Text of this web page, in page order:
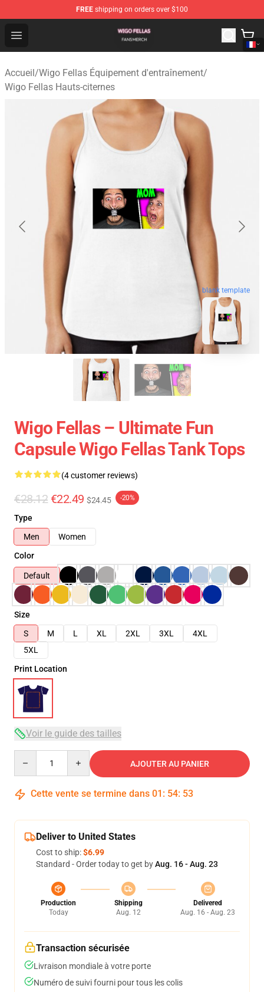
FREE shipping on orders over $100
Open menu
Wigo Fellas Shop - Official Wigo Fellas Merchandise
Accueil/Wigo Fellas Équipement d'entraînement/
Wigo Fellas Hauts-citernes
blank template
Wigo Fellas – Ultimate Fun
Capsule Wigo Fellas Tank Tops
(4 customer reviews)
€28.12 €22.49 $24.45 -20%
Type
Men
Women
Color
Default
Size
S
M L XL 2XL 3XL
4XL
5XL
Print Location
Voir le guide des tailles
AJOUTER AU PANIER
Cette vente se termine dans 01 : 54: 52
Deliver to United States
Cost to ship:$6.99
Standard - Order today to get byAug. 16 - Aug. 23
Production
Today
Shipping
Aug. 12
Delivered
Aug. 16 - Aug. 23
Transaction sécurisée
Livraison mondiale à votre porte
Numéro de suivi fourni pour tous les colis